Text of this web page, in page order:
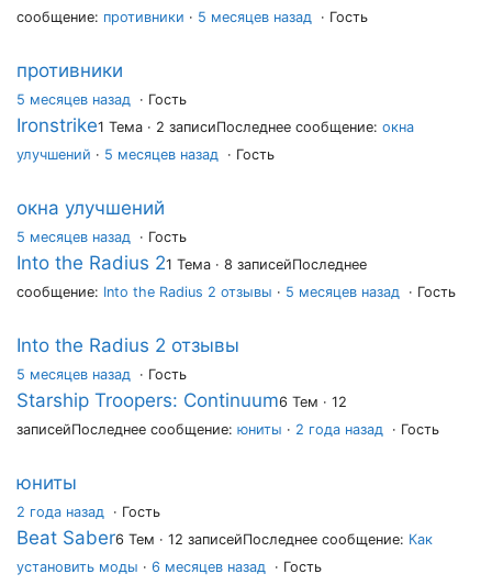
сообщение: противники · 5 месяцев назад · Гость
противники
5 месяцев назад · Гость
Ironstrike1 Тема · 2 записиПоследнее сообщение: окна
улучшений · 5 месяцев назад · Гость
окна улучшений
5 месяцев назад · Гость
Into the Radius 21 Тема · 8 записейПоследнее
сообщение: Into the Radius 2 отзывы · 5 месяцев назад · Гость
Into the Radius 2 отзывы
5 месяцев назад · Гость
Starship Troopers: Continuum6 Тем · 12
записейПоследнее сообщение: юниты · 2 года назад · Гость
юниты
2 года назад · Гость
Beat Saber6 Тем · 12 записейПоследнее сообщение: Как
установить моды · 6 месяцев назад · Гость